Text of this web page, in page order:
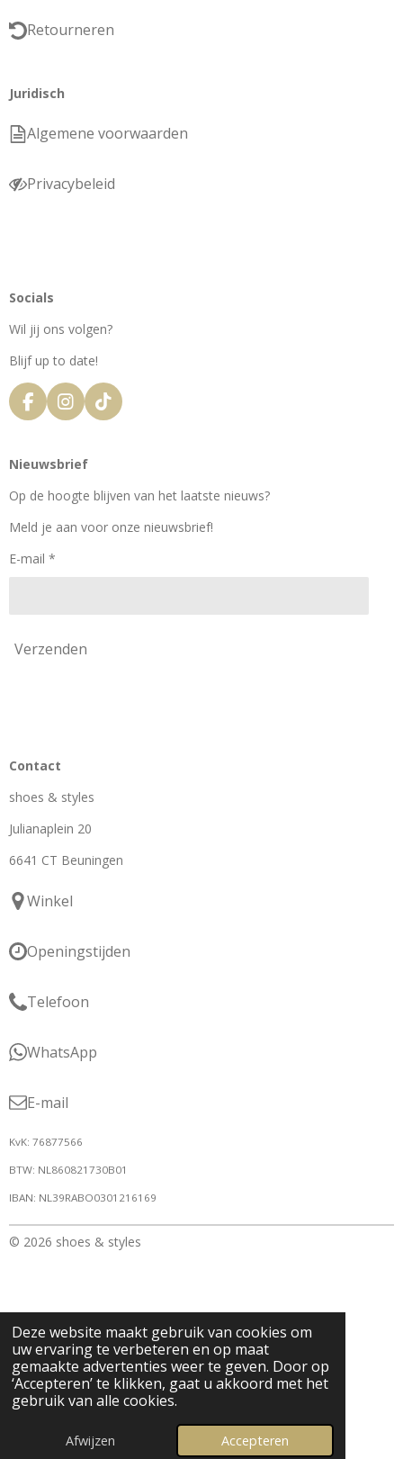
Deze website maakt gebruik van cookies om
uw ervaring te verbeteren en op maat
gemaakte advertenties weer te geven. Door op
‘Accepteren’ te klikken, gaat u akkoord met het
gebruik van alle cookies.
Afwijzen Accepteren
Retourneren
Juridisch
Algemene voorwaarden
Privacybeleid
Socials
Wil jij ons volgen?
Blijf up to date!
F
a
e
o
k
I
n
t
g
a
T
i
k
Nieuwsbrief
Op de hoogte blijven van het laatste nieuws?
Meld je aan voor onze nieuwsbrief!
E-mail *
Verzenden
Contact
shoes & styles
Julianaplein 20
6641 CT Beuningen
Winkel
Openingstijden
Telefoon
WhatsApp
E-mail
KvK: 76877566
BTW: NL860821730B01
IBAN: NL39RABO0301216169
© 2026 shoes & styles